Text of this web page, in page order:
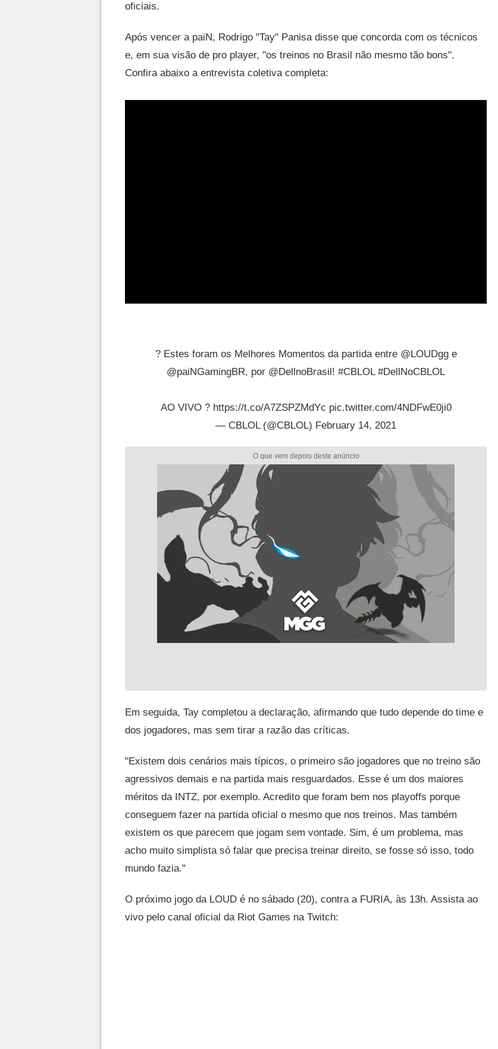
oficiais.
Após vencer a paiN, Rodrigo "Tay" Panisa disse que concorda com os técnicos
e, em sua visão de pro player, "os treinos no Brasil não mesmo tão bons".
Confira abaixo a entrevista coletiva completa:
? Estes foram os Melhores Momentos da partida entre @LOUDgge
@paiNGamingBR, por @DellnoBrasil ! #CBLOL #DellNoCBLOL
AO VIVO ? https://t.co/A7ZSPZMdYc pic.twitter.com/4NDFwE0ji0
— CBLOL (@CBLOL) February 14, 2021
Em seguida, Tay completou a declaração, afirmando que tudo depende do time e
dos jogadores, mas sem tirar a razão das críticas.
"Existem dois cenários mais típicos, o primeiro são jogadores que no treino são
agressivos demais e na partida mais resguardados. Esse é um dos maiores
méritos da INTZ, por exemplo. Acredito que foram bem nos playoffs porque
conseguem fazer na partida oficial o mesmo que nos treinos. Mas também
existem os que parecem que jogam sem vontade. Sim, é um problema, mas
acho muito simplista só falar que precisa treinar direito, se fosse só isso, todo
mundo fazia."
O próximo jogo da LOUD é no sábado (20), contra a FURIA, às 13h. Assista ao
vivo pelo canal oficial da Riot Games na Twitch: